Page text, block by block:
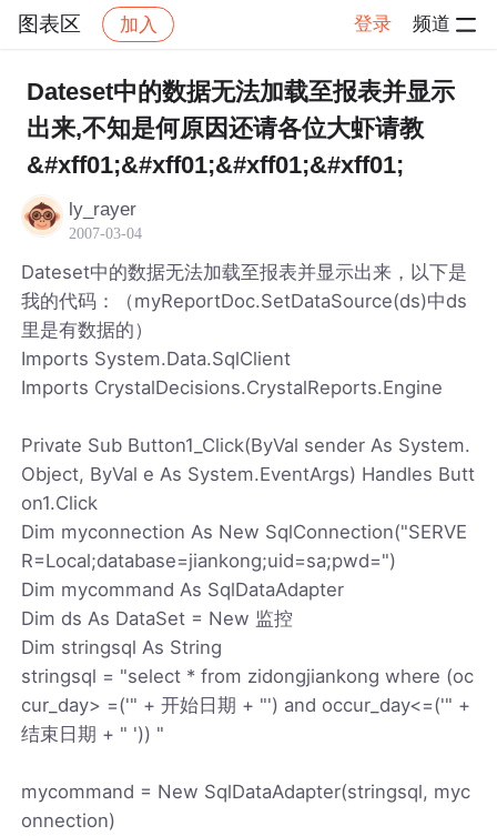
图表区 加入 登录 频道
社区 图表区 帖子详情
Dateset中的数据无法加载至报表并显示
出来,不知是何原因还请各位大虾请教
&#xff01;&#xff01;&#xff01;&#xff01;
ly_rayer
2007-03-04
Dateset中的数据无法加载至报表并显示出来，以下是
我的代码：（myReportDoc.SetDataSource(ds)中ds
里是有数据的）
Imports System.Data.SqlClient
Imports CrystalDecisions.CrystalReports.Engine
Private Sub Button1_Click(ByVal sender As System.
Object, ByVal e As System.EventArgs) Handles Butt
on1.Click
Dim myconnection As New SqlConnection("SERVE
R=Local;database=jiankong;uid=sa;pwd=")
Dim mycommand As SqlDataAdapter
Dim ds As DataSet = New 监控
Dim stringsql As String
stringsql = "select * from zidongjiankong where (oc
cur_day> =('" + 开始日期 + "') and occur_day<=('" +
结束日期 + " ')) "
mycommand = New SqlDataAdapter(stringsql, myc
onnection)